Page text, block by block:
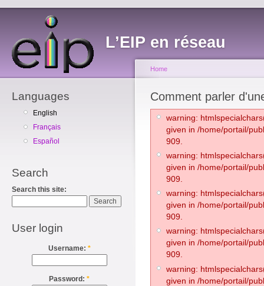
L’EIP en réseau
Languages
English
Français
Español
Search
Search this site:
User login
Username: *
Password: *
Home
Comment parler
warning:
given in /home/portail/
909.
warning:
given in /home/portail/
909.
warning:
given in /home/portail/
909.
warning:
given in /home/portail/
909.
warning:
given in /home/portail/